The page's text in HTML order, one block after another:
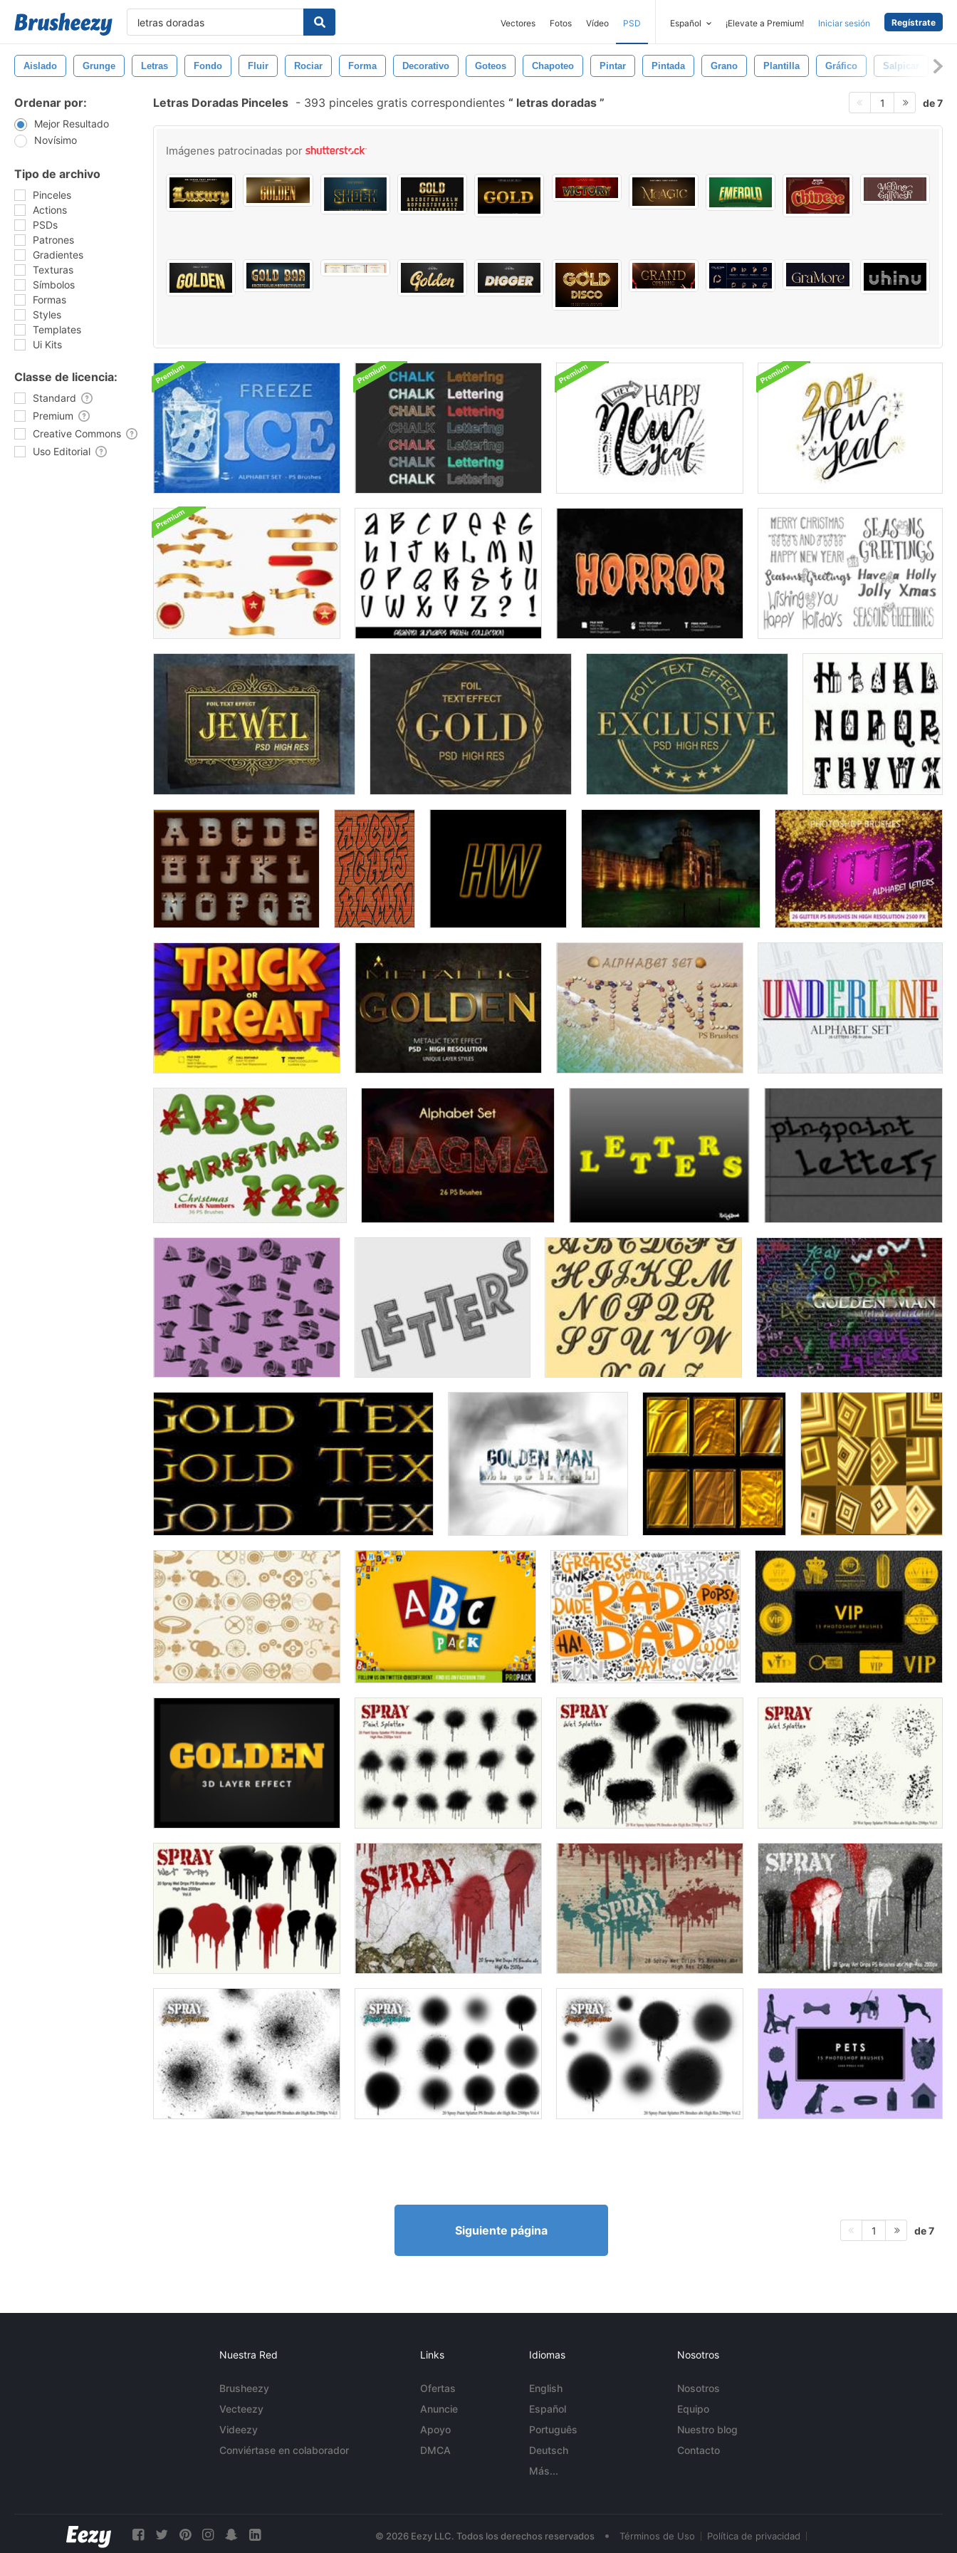
Vectores Fotos Vídeo PSD Español ¡Elevate a Premium! Iniciar sesión Regístrate
Aislado Grunge Letras Fondo Fluir Rociar Forma Decorativo Goteos Chapoteo Pintar Pintada Grano Plantilla Gráfico Salpicar
Ordenar por:
Mejor Resultado
Novísimo
Tipo de archivo
Pinceles
Actions
PSDs
Patrones
Gradientes
Texturas
Símbolos
Formas
Styles
Templates
Ui Kits
Classe de licencia:
Standard
Premium
Creative Commons
Uso Editorial
Letras Doradas Pinceles - 393 pinceles gratis correspondientes letras doradas 1 de 7
Imágenes patrocinadas por
Siguiente página 1 de 7
Nuestra Red
Brusheezy
Vecteezy
Videezy
Conviértase en colaborador
Links
Ofertas
Anuncie
Apoyo
DMCA
Idiomas
English
Español
Português
Deutsch
Más...
Nosotros
Nosotros
Equipo
Nuestro blog
Contacto
© 2026 Eezy LLC. Todos los derechos reservados • Términos de Uso Política de privacidad